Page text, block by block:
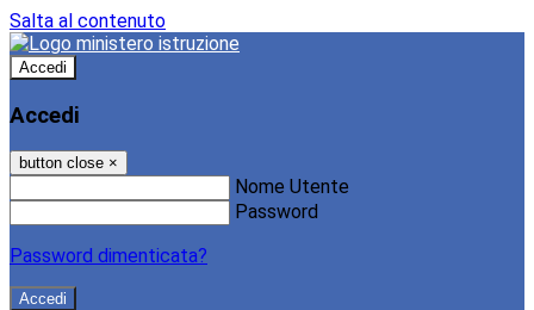
Salta al contenuto
Accedi
Accedi
button close ×
Nome Utente
Password
Password dimenticata?